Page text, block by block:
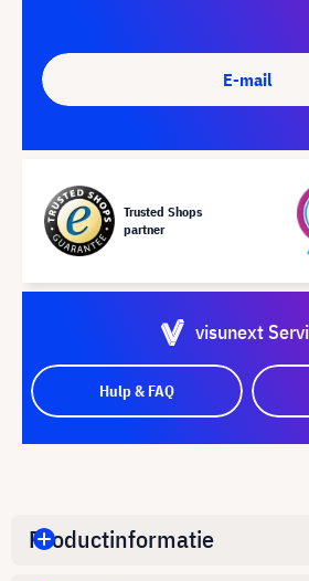
E-mail
Trusted Shops
partner
visunext
Hulp & FAQ
Productinformatie